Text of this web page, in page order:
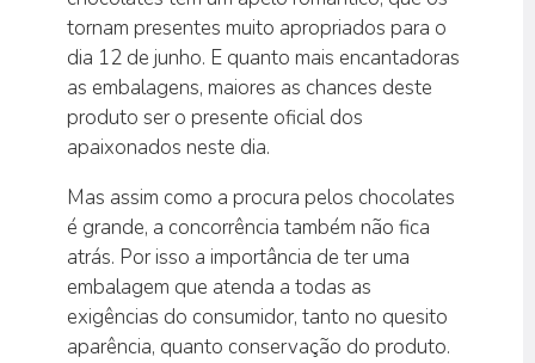
tornam presentes muito apropriados para o
dia 12 de junho. E quanto mais encantadoras
as embalagens, maiores as chances deste
produto ser o presente oficial dos
apaixonados neste dia.
Mas assim como a procura pelos chocolates
é grande, a concorrência também não fica
atrás. Por isso a importância de ter uma
embalagem que atenda a todas as
exigências do consumidor, tanto no quesito
aparência, quanto conservação do produto.